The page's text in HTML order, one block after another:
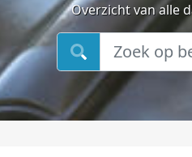
Overzicht van alle